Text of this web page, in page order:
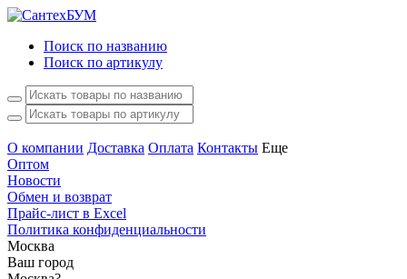
Поиск по названию
Поиск по артикулу
О компании Доставка Оплата Контакты Еще
Оптом
Новости
Обмен и возврат
Прайс-лист в Excel
Политика конфиденциальности
Москва
Ваш город